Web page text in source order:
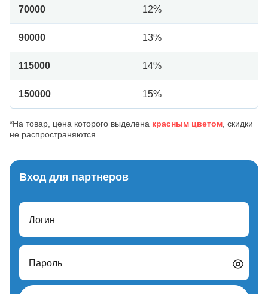
70000 12%
90000 13%
115000 14%
150000 15%
*На товар, цена которого выделена красным цветом , скидки
не распространяются.
Вход для партнеров
Логин
Пароль